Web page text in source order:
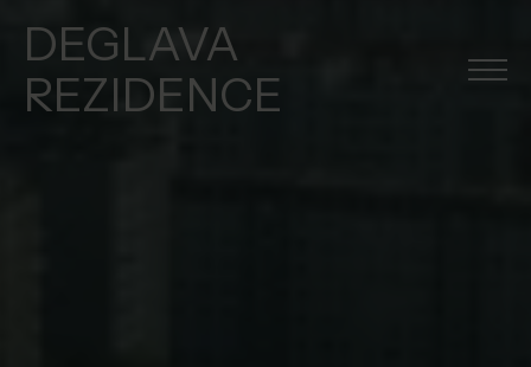
DEGLAVA
REZIDENCE